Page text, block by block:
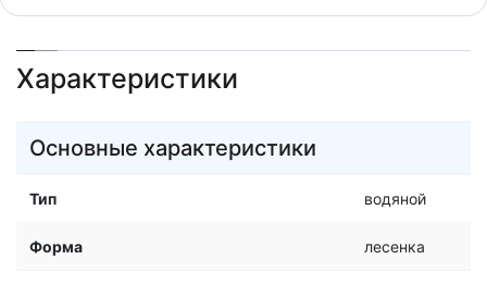
Характеристики
Основные характеристики
Тип водяной
Форма лесенка